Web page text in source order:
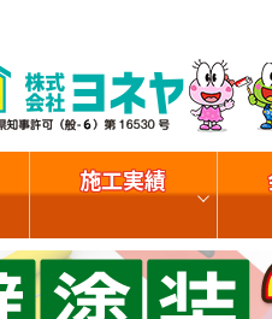
施工実績